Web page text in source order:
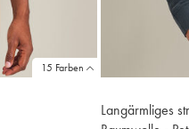
15 Farben
Langärmliges